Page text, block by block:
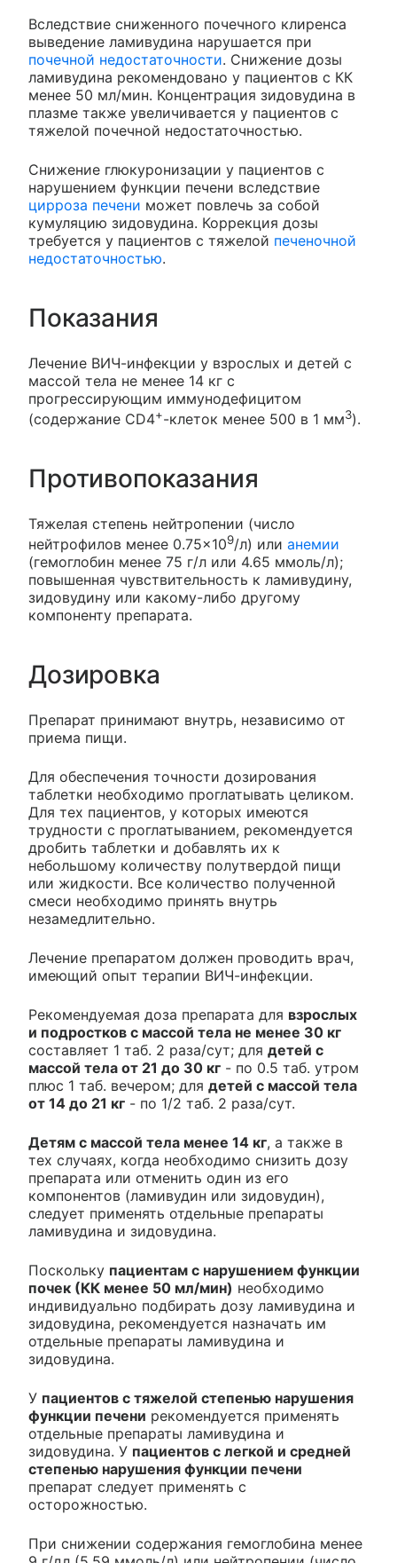
Вследствие сниженного почечного клиренса
выведение ламивудина нарушается при
почечной недостаточности. Снижение дозы
ламивудина рекомендовано у пациентов с КК
менее 50 мл/мин. Концентрация зидовудина в
плазме также увеличивается у пациентов с
тяжелой почечной недостаточностью.
Снижение глюкуронизации у пациентов с
нарушением функции печени вследствие
цирроза печени может повлечь за собой
кумуляцию зидовудина. Коррекция дозы
требуется у пациентов с тяжелой печеночной
недостаточностью.
Показания
Лечение ВИЧ-инфекции у взрослых и детей с
массой тела не менее 14 кг с
прогрессирующим иммунодефицитом
(содержание CD4+-клеток менее 500 в 1 мм3).
Противопоказания
Тяжелая степень нейтропении (число
нейтрофилов менее 0.75×109/л) или анемии
(гемоглобин менее 75 г/л или 4.65 ммоль/л);
повышенная чувствительность к ламивудину,
зидовудину или какому-либо другому
компоненту препарата.
Дозировка
Препарат принимают внутрь, независимо от
приема пищи.
Для обеспечения точности дозирования
таблетки необходимо проглатывать целиком.
Для тех пациентов, у которых имеются
трудности с проглатыванием, рекомендуется
дробить таблетки и добавлять их к
небольшому количеству полутвердой пищи
или жидкости. Все количество полученной
смеси необходимо принять внутрь
незамедлительно.
Лечение препаратом должен проводить врач,
имеющий опыт терапии ВИЧ-инфекции.
Рекомендуемая доза препарата для взрослых
и подростков с массой тела не менее 30 кг
составляет 1 таб. 2 раза/сут; для детей с
массой тела от 21 до 30 кг - по 0.5 таб. утром
плюс 1 таб. вечером; для детей с массой тела
от 14 до 21 кг - по 1/2 таб. 2 раза/сут.
Детям с массой тела менее 14 кг, а также в
тех случаях, когда необходимо снизить дозу
препарата или отменить один из его
компонентов (ламивудин или зидовудин),
следует применять отдельные препараты
ламивудина и зидовудина.
Поскольку пациентам с нарушением функции
почек (КК менее 50 мл/мин) необходимо
индивидуально подбирать дозу ламивудина и
зидовудина, рекомендуется назначать им
отдельные препараты ламивудина и
зидовудина.
У пациентов с тяжелой степенью нарушения
функции печени рекомендуется применять
отдельные препараты ламивудина и
зидовудина. У пациентов с легкой и средней
степенью нарушения функции печени
препарат следует применять с
осторожностью.
При снижении содержания гемоглобина менее